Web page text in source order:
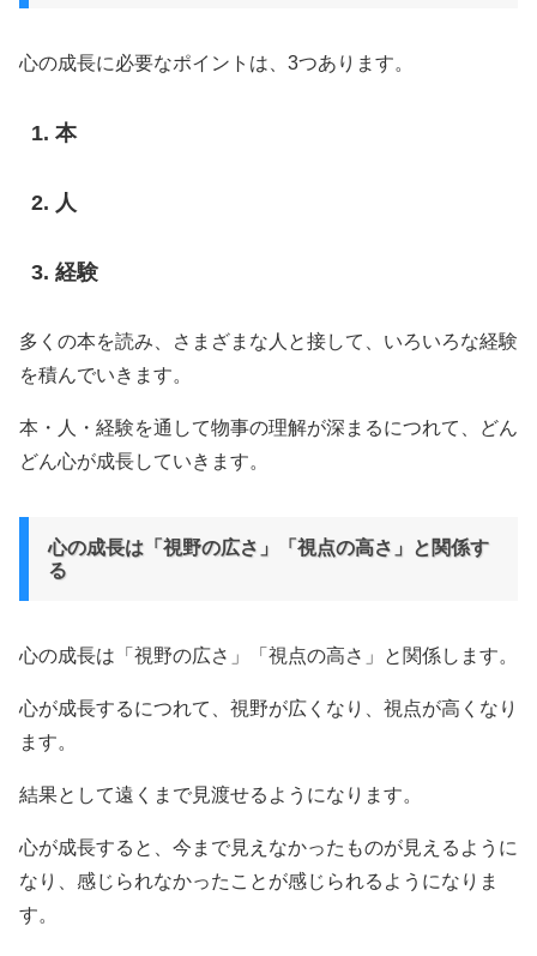
心の成長に必要なポイントは、3つあります。
本
人
経験
多くの本を読み、さまざまな人と接して、いろいろな経験
を積んでいきます。
本・人・経験を通して物事の理解が深まるにつれて、どん
どん心が成長していきます。
心の成長は「視野の広さ」「視点の高さ」と関係す
る
心の成長は「視野の広さ」「視点の高さ」と関係します。
心が成長するにつれて、視野が広くなり、視点が高くなり
ます。
結果として遠くまで見渡せるようになります。
心が成長すると、今まで見えなかったものが見えるように
なり、感じられなかったことが感じられるようになりま
す。